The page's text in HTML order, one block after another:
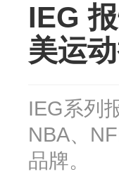
IEG
美运
IEG系列
NBA、
品牌。